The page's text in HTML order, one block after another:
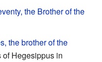
the Brother of the
the brother of the
of Hegesippus in